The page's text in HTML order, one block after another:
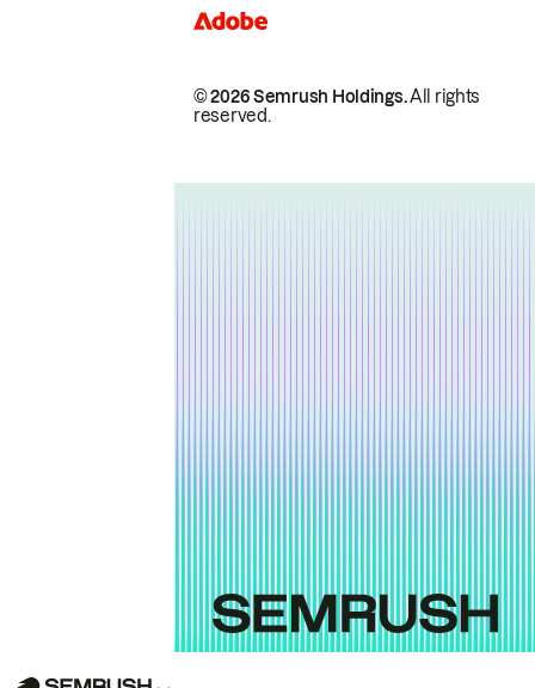
© 2026 Semrush Holdings.All rights
reserved.